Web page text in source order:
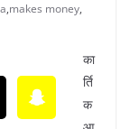
,makes money,
का
र्ति
क